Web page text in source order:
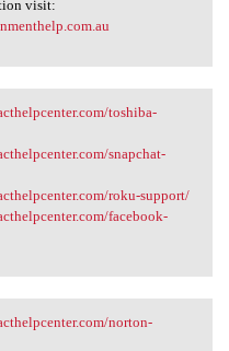
visit:
toshiba-
snapchat-
roku-support/
facebook-
norton-